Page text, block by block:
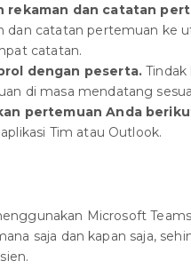
rekaman dan catatan
dan catatan pertemuan ke
catatan.
dengan peserta.
di masa mendatang
pertemuan Anda
Tim atau Outlook.
Microsoft
saja dan kapan saja,